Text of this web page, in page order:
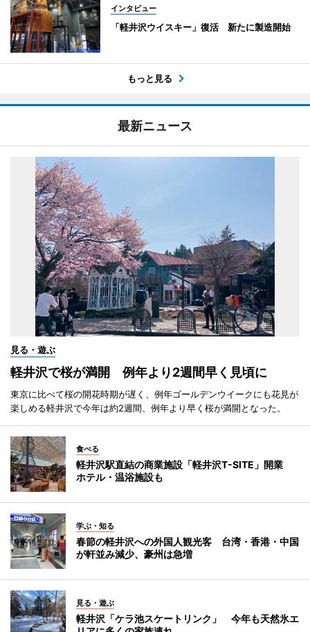
インタビュー
「軽井沢ウイスキー」復活 新たに製造開始
もっと見る
最新ニュース
見る・遊ぶ
軽井沢で桜が満開 例年より2週間早く見頃に
東京に比べて桜の開花時期が遅く、例年ゴールデンウイークにも花見が
楽しめる軽井沢で今年は約2週間、例年より早く桜が満開となった。
食べる
軽井沢駅直結の商業施設「軽井沢T-SITE」開業
ホテル・温浴施設も
学ぶ・知る
春節の軽井沢への外国人観光客 台湾・香港・中国
が軒並み減少、豪州は急増
見る・遊ぶ
軽井沢「ケラ池スケートリンク」 今年も天然氷エ